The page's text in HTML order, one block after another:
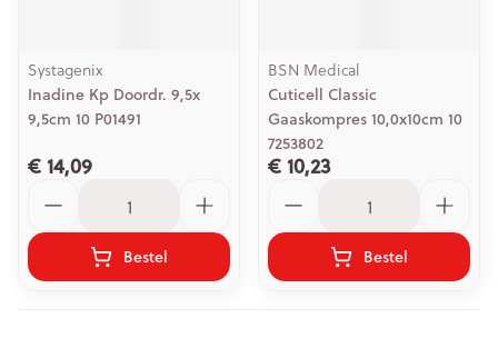
Systagenix
Inadine Kp Doordr. 9,5x
9,5cm 10 P01491
€ 14,09
Bestel
BSN Medical
Cuticell Classic
Gaaskompres 10,0x10cm 10
7253802
€ 10,23
Bestel